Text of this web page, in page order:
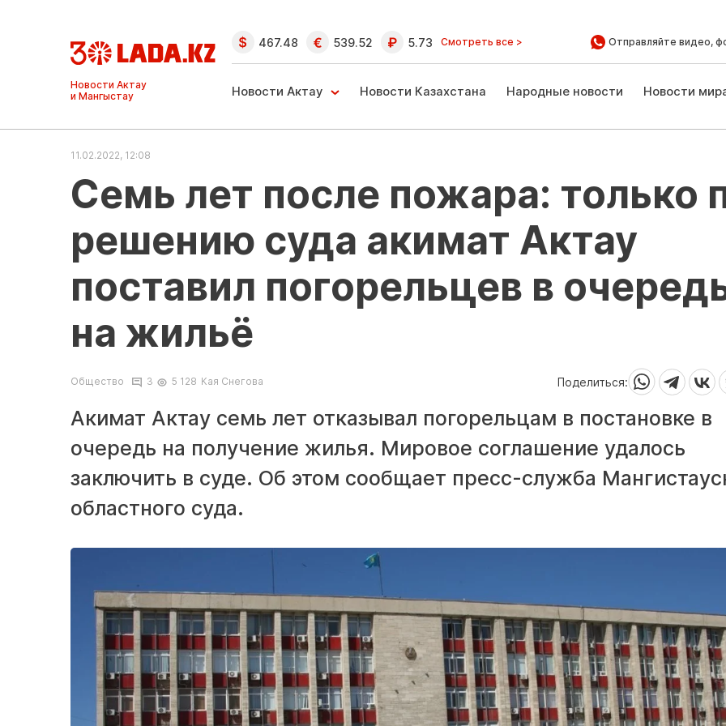
Ақтау және
Манғыстау
жаңалықтары
467.48 539.52 5.73 Смотреть все > Отправляйте видео,
Новости Актау Новости Казахстана Народные новости Новости
11.02.2022, 12:08
Семь лет после пожара: только
решению суда акимат Актау
поставил погорельцев в
на жильё
Общество 3 5 128 Кая Снегова Поделиться:
Акимат Актау семь лет отказывал погорельцам в постановке в
очередь на получение жилья. Мировое соглашение удалось
заключить в суде. Об этом сообщает пресс-служба
областного суда.